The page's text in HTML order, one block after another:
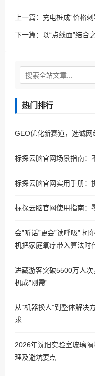
上一篇： 充电桩成“价格刺
下一篇： 以“点线面”结合
热门排行
GEO优化新赛道，选诚
标探云脑官网场景指南：
标探云脑官网实用手册：
标探云脑官网使用指南：
会”听话”更会”读呼吸”:
机把家庭氧疗带入算法时
进藏游客突破5500万人
机成”刚需”
从“机器换人”到整体解决
求
2026年沈阳实验室玻璃
理及避坑要点